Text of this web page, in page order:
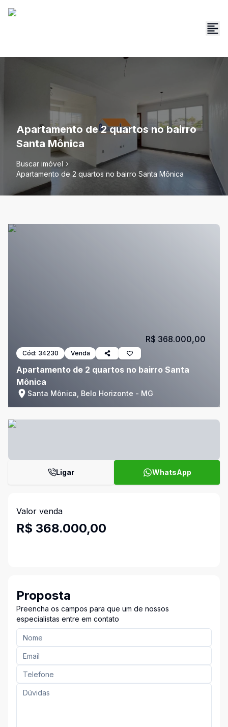
Apartamento de 2 quartos no bairro
Santa Mônica
Buscar imóvel
Apartamento de 2 quartos no bairro Santa Mônica
Cód: 34230 Venda
Apartamento de 2 quartos no bairro Santa
Mônica
Santa Mônica, Belo Horizonte - MG
R$ 368.000,00
Ligar WhatsApp
Valor venda
R$ 368.000,00
Proposta
Preencha os campos para que um de nossos
especialistas entre em contato